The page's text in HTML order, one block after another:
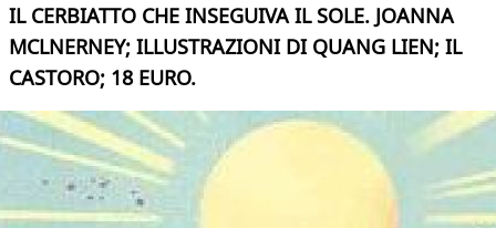
IL CERBIATTO CHE INSEGUIVA IL SOLE. JOANNA
MCLNERNEY; ILLUSTRAZIONI DI QUANG LIEN; IL
CASTORO; 18 EURO.